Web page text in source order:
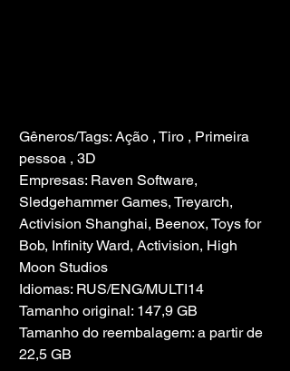
Gêneros/Tags: Ação , Tiro , Primeira
pessoa , 3D
Empresas: Raven Software,
Sledgehammer Games, Treyarch,
Activision Shanghai, Beenox, Toys for
Bob, Infinity Ward, Activision, High
Moon Studios
Idiomas: RUS/ENG/MULTI14
Tamanho original: 147,9 GB
Tamanho do reembalagem: a partir de
22,5 GB